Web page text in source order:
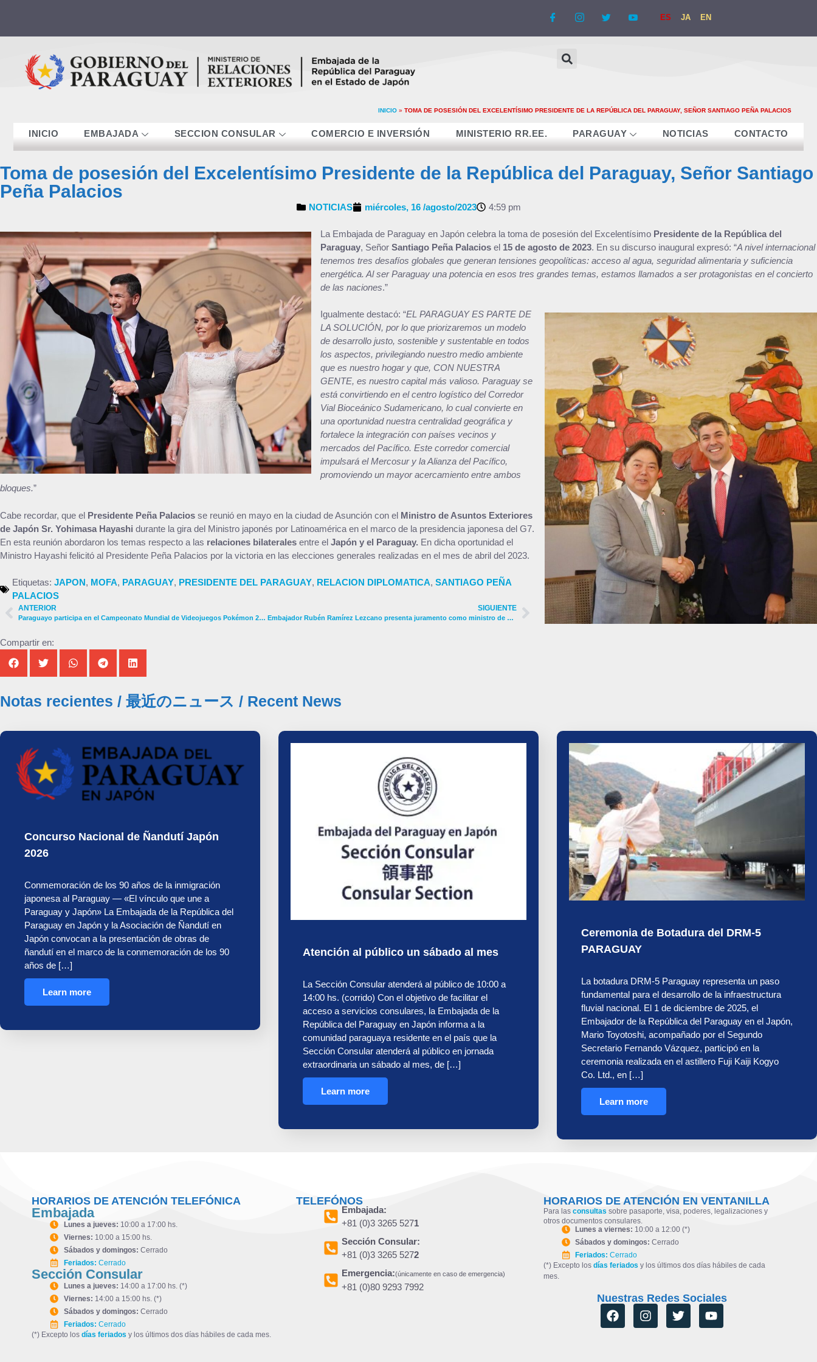
ES JA EN
INICIO » TOMA DE POSESIÓN DEL EXCELENTÍSIMO PRESIDENTE DE LA REPÚBLICA DEL PARAGUAY, SEÑOR SANTIAGO PEÑA PALACIOS
INICIO EMBAJADA SECCION CONSULAR COMERCIO E INVERSIÓN MINISTERIO RR.EE. PARAGUAY NOTICIAS CONTACTO
Toma de posesión del Excelentísimo Presidente de la República del Paraguay, Señor Santiago
Peña Palacios
NOTICIAS miércoles, 16 /agosto/2023 4:59 pm
La Embajada de Paraguay en Japón celebra la toma de posesión del Excelentísimo Presidente de la República del
Paraguay, Señor Santiago Peña Palacios el 15 de agosto de 2023. En su discurso inaugural expresó: “A nivel internacional
tenemos tres desafíos globales que generan tensiones geopolíticas: acceso al agua, seguridad alimentaria y suficiencia
energética. Al ser Paraguay una potencia en esos tres grandes temas, estamos llamados a ser protagonistas en el concierto
de las naciones.”
Igualmente destacó: “EL PARAGUAY ES PARTE DE
LA SOLUCIÓN, por lo que priorizaremos un modelo
de desarrollo justo, sostenible y sustentable en todos
los aspectos, privilegiando nuestro medio ambiente
que es nuestro hogar y que, CON NUESTRA
GENTE, es nuestro capital más valioso. Paraguay se
está convirtiendo en el centro logístico del Corredor
Vial Bioceánico Sudamericano, lo cual convierte en
una oportunidad nuestra centralidad geográfica y
fortalece la integración con países vecinos y
mercados del Pacífico. Este corredor comercial
impulsará el Mercosur y la Alianza del Pacífico,
promoviendo un mayor acercamiento entre ambos
bloques.”
Cabe recordar, que el Presidente Peña Palacios se reunió en mayo en la ciudad de Asunción con el Ministro de Asuntos Exteriores
de Japón Sr. Yohimasa Hayashi durante la gira del Ministro japonés por Latinoamérica en el marco de la presidencia japonesa del G7.
En esta reunión abordaron los temas respecto a las relaciones bilaterales entre el Japón y el Paraguay. En dicha oportunidad el
Ministro Hayashi felicitó al Presidente Peña Palacios por la victoria en las elecciones generales realizadas en el mes de abril del 2023.
Etiquetas: JAPON, MOFA, PARAGUAY, PRESIDENTE DEL PARAGUAY, RELACION DIPLOMATICA, SANTIAGO PEÑA
PALACIOS
ANTERIOR
Paraguayo participa en el Campeonato Mundial de Videojuegos Pokémon 2023
SIGUIENTE
Embajador Rubén Ramírez Lezcano presenta juramento como ministro de Relaciones Exteriores del Paraguay
Compartir en:
Notas recientes / 最近のニュース / Recent News
Concurso Nacional de Ñandutí Japón
2026
Conmemoración de los 90 años de la inmigración
japonesa al Paraguay — «El vínculo que une a
Paraguay y Japón» La Embajada de la República del
Paraguay en Japón y la Asociación de Ñandutí en
Japón convocan a la presentación de obras de
ñandutí en el marco de la conmemoración de los 90
años de […]
Learn more
Atención al público un sábado al mes
La Sección Consular atenderá al público de 10:00 a
14:00 hs. (corrido) Con el objetivo de facilitar el
acceso a servicios consulares, la Embajada de la
República del Paraguay en Japón informa a la
comunidad paraguaya residente en el país que la
Sección Consular atenderá al público en jornada
extraordinaria un sábado al mes, de […]
Learn more
Ceremonia de Botadura del DRM-5
PARAGUAY
La botadura DRM-5 Paraguay representa un paso
fundamental para el desarrollo de la infraestructura
fluvial nacional. El 1 de diciembre de 2025, el
Embajador de la República del Paraguay en el Japón,
Mario Toyotoshi, acompañado por el Segundo
Secretario Fernando Vázquez, participó en la
ceremonia realizada en el astillero Fuji Kaiji Kogyo
Co. Ltd., en […]
Learn more
HORARIOS DE ATENCIÓN TELEFÓNICA
Embajada
Lunes a jueves: 10:00 a 17:00 hs.
Viernes: 10:00 a 15:00 hs.
Sábados y domingos: Cerrado
Feriados: Cerrado
Sección Consular
Lunes a jueves: 14:00 a 17:00 hs. (*)
Viernes: 14:00 a 15:00 hs. (*)
Sábados y domingos: Cerrado
Feriados: Cerrado
(*) Excepto los días feriados y los últimos dos días hábiles de cada mes.
TELEFÓNOS
Embajada:
+81 (0)3 3265 5271
Sección Consular:
+81 (0)3 3265 5272
Emergencia:(únicamente en caso de emergencia)
+81 (0)80 9293 7992
HORARIOS DE ATENCIÓN EN VENTANILLA
Para las consultas sobre pasaporte, visa, poderes, legalizaciones y
otros documentos consulares.
Lunes a viernes: 10:00 a 12:00 (*)
Sábados y domingos: Cerrado
Feriados: Cerrado
(*) Excepto los días feriados y los últimos dos días hábiles de cada
mes.
Nuestras Redes Sociales